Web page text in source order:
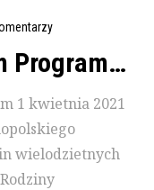
Kancelaria Partnerem Programu Karta Dużej Rodziny
1 kwietnia 2021
wielodzietnych